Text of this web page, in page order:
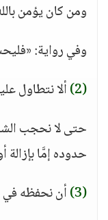
ومن كان يؤمن
وفي رواية:
(2)
ألا نتطاول
حتى لا نحجب
حدوده إمَّا بإزالة
(3)
أن نحفظه في